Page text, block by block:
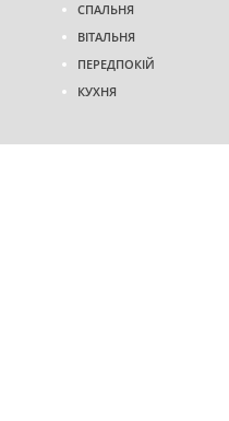
СПАЛЬНЯ
ВІТАЛЬНЯ
ПЕРЕДПОКІЙ
КУХНЯ